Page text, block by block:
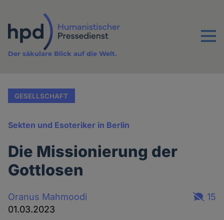
Inhalt
Menu
Der säkulare Blick auf die Welt.
GESELLSCHAFT
Sekten und Esoteriker in Berlin
Die Missionierung der
Gottlosen
Oranus Mahmoodi
01.03.2023
15